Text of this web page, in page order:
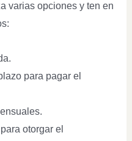
varias opciones y ten en
para pagar el
otorgar el